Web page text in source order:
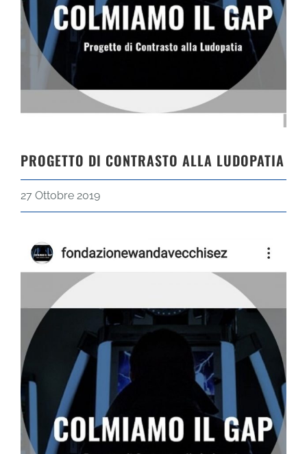
PROGETTO DI CONTRASTO ALLA LUDOPATIA
27 Ottobre 2019